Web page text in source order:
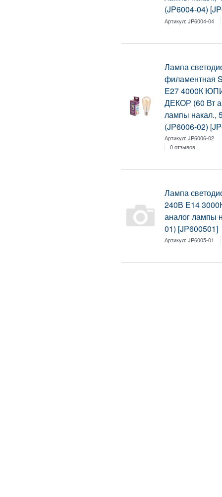
(JP6004-04)
Артикул:JP6004-04
Лампа
филаментная
E27 4000К
ДЕКОР (60 Вт
лампы накал.,
(JP6006-02)
Артикул:JP6006-02
0 отзывов
Лампа
240В E14
аналог лампы
01) [JP600501]
Артикул:JP6005-01